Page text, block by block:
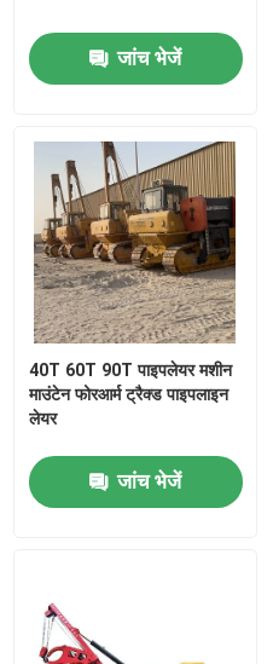
जांच भेजें
40T 60T 90T पाइपलेयर मशीन
माउंटेन फोरआर्म ट्रैक्ड पाइपलाइन
लेयर
जांच भेजें